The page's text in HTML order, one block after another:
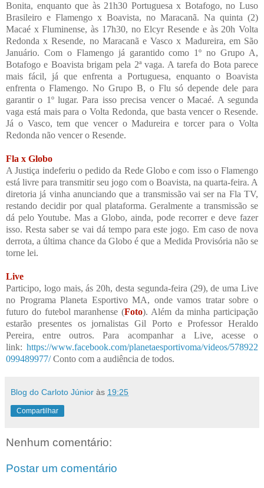
Bonita, enquanto que às 21h30 Portuguesa x Botafogo, no Luso
Brasileiro e Flamengo x Boavista, no Maracanã. Na quinta (2)
Macaé x Fluminense, às 17h30, no Elcyr Resende e às 20h Volta
Redonda x Resende, no Maracanã e Vasco x Madureira, em São
Januário. Com o Flamengo já garantido como 1º no Grupo A,
Botafogo e Boavista brigam pela 2ª vaga. A tarefa do Bota parece
mais fácil, já que enfrenta a Portuguesa, enquanto o Boavista
enfrenta o Flamengo. No Grupo B, o Flu só depende dele para
garantir o 1º lugar. Para isso precisa vencer o Macaé. A segunda
vaga está mais para o Volta Redonda, que basta vencer o Resende.
Já o Vasco, tem que vencer o Madureira e torcer para o Volta
Redonda não vencer o Resende.
Fla x Globo
A Justiça indeferiu o pedido da Rede Globo e com isso o Flamengo
está livre para transmitir seu jogo com o Boavista, na quarta-feira. A
diretoria já vinha anunciando que a transmissão vai ser na Fla TV,
restando decidir por qual plataforma. Geralmente a transmissão se
dá pelo Youtube. Mas a Globo, ainda, pode recorrer e deve fazer
isso. Resta saber se vai dá tempo para este jogo. Em caso de nova
derrota, a última chance da Globo é que a Medida Provisória não se
torne lei.
Live
Participo, logo mais, ás 20h, desta segunda-feira (29), de uma Live
no Programa Planeta Esportivo MA, onde vamos tratar sobre o
futuro do futebol maranhense (Foto). Além da minha participação
estarão presentes os jornalistas Gil Porto e Professor Heraldo
Pereira, entre outros. Para acompanhar a Live, acesse o
link: https://www.facebook.com/planetaesportivoma/videos/578922
099489977/Conto com a audiência de todos.
Blog do Carloto Júnior às 19:25
Compartilhar
Nenhum comentário:
Postar um comentário